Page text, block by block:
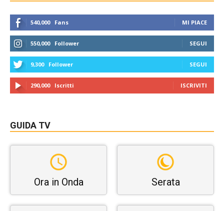
540,000 Fans MI PIACE
550,000 Follower SEGUI
9,300 Follower SEGUI
290,000 Iscritti ISCRIVITI
GUIDA TV
Ora in Onda Serata